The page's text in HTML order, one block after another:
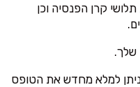
קרן הפנסיה וכן
שלך.
למלא מחדש את הטופס